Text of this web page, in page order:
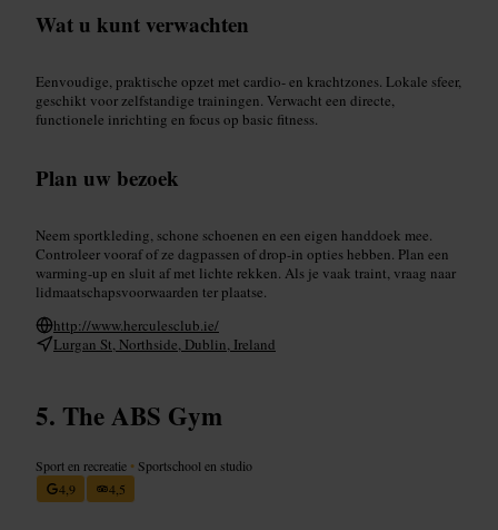
Wat u kunt verwachten
Eenvoudige, praktische opzet met cardio- en krachtzones. Lokale sfeer,
geschikt voor zelfstandige trainingen. Verwacht een directe,
functionele inrichting en focus op basic fitness.
Plan uw bezoek
Neem sportkleding, schone schoenen en een eigen handdoek mee.
Controleer vooraf of ze dagpassen of drop-in opties hebben. Plan een
warming-up en sluit af met lichte rekken. Als je vaak traint, vraag naar
lidmaatschapsvoorwaarden ter plaatse.
http://www.herculesclub.ie/
Lurgan St, Northside, Dublin, Ireland
The ABS Gym
Sport en recreatie • Sportschool en studio
4,9
4,5